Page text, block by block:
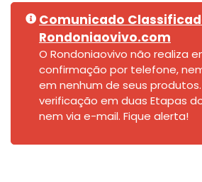
Comunicado
Rondoniaovivo.com
O Rondoniaovivo não realiza
confirmação por telefone,
em nenhum de seus
verificação em duas Etapas
nem via e-mail. Fique alerta!